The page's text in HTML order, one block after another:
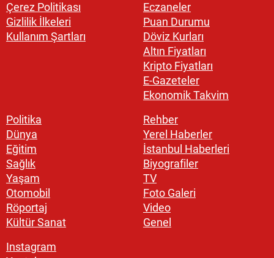
Çerez Politikası
Gizlilik İlkeleri
Kullanım Şartları
Eczaneler
Puan Durumu
Döviz Kurları
Altın Fiyatları
Kripto Fiyatları
E-Gazeteler
Ekonomik Takvim
Politika
Dünya
Eğitim
Sağlık
Yaşam
Otomobil
Röportaj
Kültür Sanat
Rehber
Yerel Haberler
İstanbul Haberleri
Biyografiler
TV
Foto Galeri
Video
Genel
Instagram